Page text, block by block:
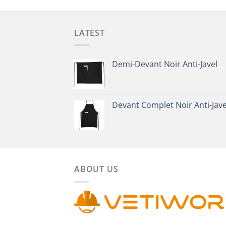
LATEST
Demi-Devant Noir Anti-Javel
Devant Complet Noir Anti-
ABOUT US